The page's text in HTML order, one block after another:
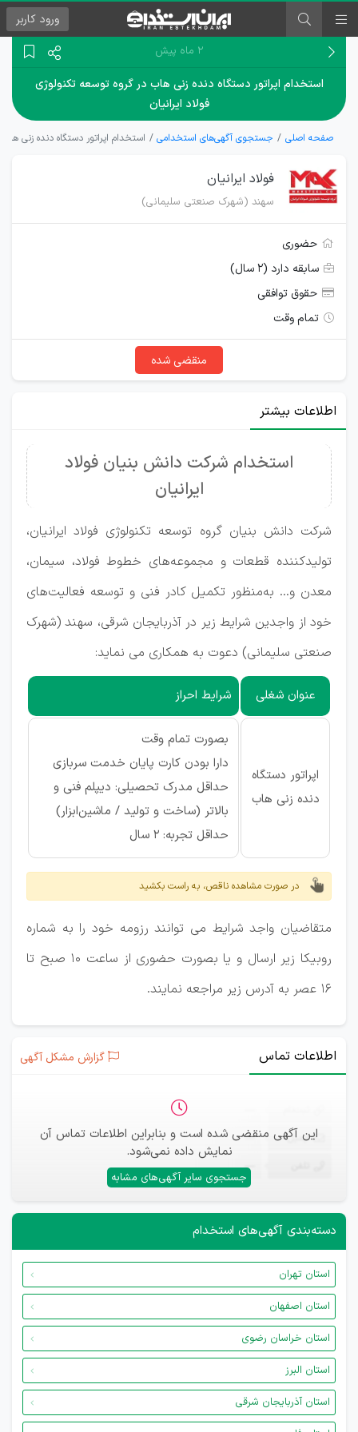
ورود کاربر
۲ ماه پیش
استخدام اپراتور دستگاه دنده زنی هاب در گروه توسعه تکنولوژی
فولاد ایرانیان
صفحه اصلی جستجوی آگهی‌های استخدامی استخدام اپراتور دستگاه دنده زنی
فولاد ایرانیان
سهند (شهرک صنعتی سلیمانی)
حضوری
سابقه دارد (۲ سال)
حقوق توافقی
تمام وقت
منقضی شده
اطلاعات بیشتر
استخدام شرکت دانش بنیان فولاد
ایرانیان
شرکت دانش بنیان گروه توسعه تکنولوژی فولاد ایرانیان،
تولیدکننده قطعات و مجموعه‌های خطوط فولاد، سیمان،
معدن و... به‌منظور تکمیل کادر فنی و توسعه فعالیت‌های
خود از واجدین شرایط زیر در آذربایجان شرقی، سهند (شهرک
صنعتی سلیمانی) دعوت به همکاری می نماید:
عنوان شغلی شرایط احراز
اپراتور دستگاه
دنده زنی هاب
بصورت تمام وقت
دارا بودن کارت پایان خدمت سربازی
حداقل مدرک تحصیلی: دیپلم فنی و
بالاتر (ساخت و تولید / ماشین‌ابزار)
حداقل تجربه: ۲ سال
در صورت مشاهده ناقص، به راست بکشید
متقاضیان واجد شرایط می توانند رزومه خود را به شماره
روبیکا زیر ارسال و یا بصورت حضوری از ساعت ۱۰ صبح تا
۱۶ عصر به آدرس زیر مراجعه نمایند.
اطلاعات تماس گزارش مشکل آگهی
این آگهی منقضی شده است و بنابراین اطلاعات تماس آن
نمایش داده نمی‌شود.
جستجوی سایر آگهی‌های مشابه
ایمیل —
—
دسته‌بندی آگهی‌های استخدام
استان تهران
استان اصفهان
استان خراسان رضوی
استان البرز
استان آذربایجان شرقی